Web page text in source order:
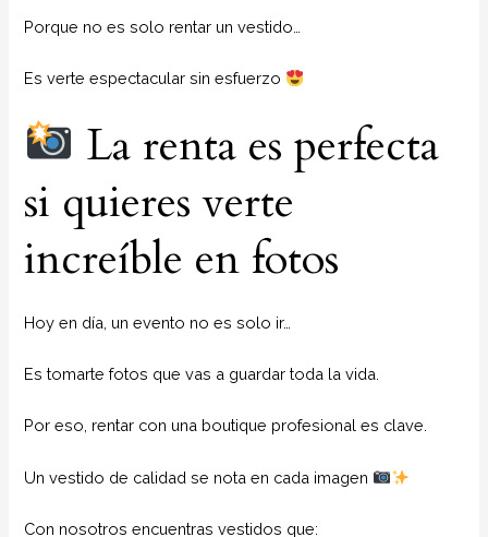
Porque no es solo rentar un vestido…
Es verte espectacular sin esfuerzo
La renta es perfecta
si quieres verte
increíble en fotos
Hoy en día, un evento no es solo ir…
Es tomarte fotos que vas a guardar toda la vida.
Por eso, rentar con una boutique profesional es clave.
Un vestido de calidad se nota en cada imagen
Con nosotros encuentras vestidos que: